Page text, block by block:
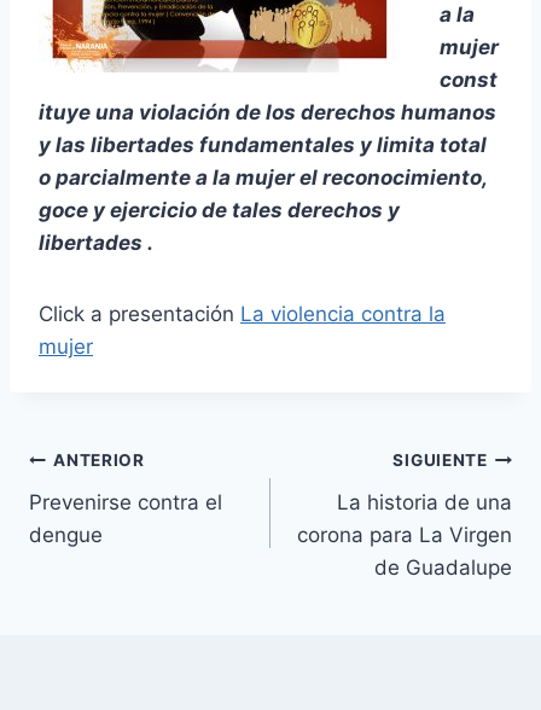
a la
mujer
const
ituye una violación de los derechos humanos
y las libertades fundamentales y limita total
o parcialmente a la mujer el reconocimiento,
goce y ejercicio de tales derechos y
libertades .
Click a presentación La violencia contra la
mujer
Navegación
de
ANTERIOR
Prevenirse contra el
dengue
SIGUIENTE
La historia de una
corona para La Virgen
de Guadalupe